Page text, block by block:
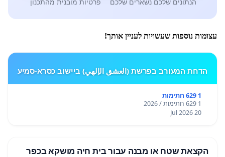
הנתונים שלכם נשארים שלכם פרטיות מובנית מהתכנון
עצומות נוספות שעשויות לעניין אותך!
הדחת המעורב בפרשת (العشق الإلهي) ביישוב כסרא-סמיע
1 629 חתימות
1 629 חתימות / 2026
20 Jul 2026
הקצאת שטח או מבנה עבור בית חיה מושקא בכפר